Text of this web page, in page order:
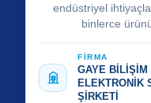
endüstriyel
binlerce
FİRMA
GAYE BİLİŞİM
ELEKTRONİK
ŞİRKETİ